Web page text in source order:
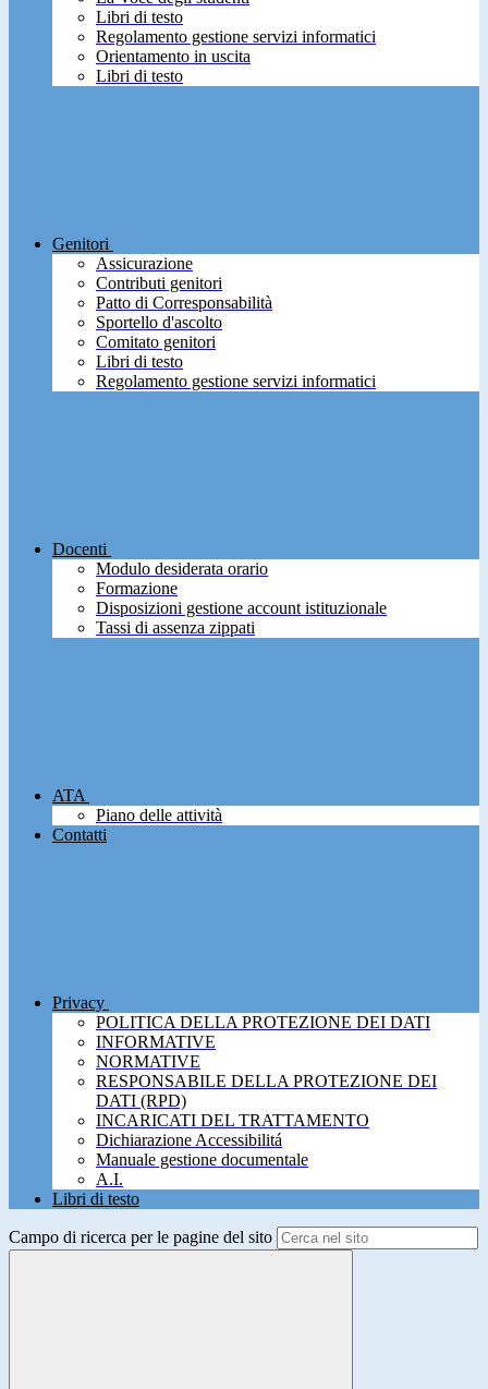
Libri di testo
Regolamento gestione servizi informatici
Orientamento in uscita
Libri di testo
Genitori
Assicurazione
Contributi genitori
Patto di Corresponsabilità
Sportello d'ascolto
Comitato genitori
Libri di testo
Regolamento gestione servizi informatici
Docenti
Modulo desiderata orario
Formazione
Disposizioni gestione account istituzionale
Tassi di assenza zippati
ATA
Piano delle attività
Contatti
Privacy
POLITICA DELLA PROTEZIONE DEI DATI
INFORMATIVE
NORMATIVE
RESPONSABILE DELLA PROTEZIONE DEI
DATI (RPD)
INCARICATI DEL TRATTAMENTO
Dichiarazione Accessibilitá
Manuale gestione documentale
A.I.
Libri di testo
Campo di ricerca per le pagine del sito